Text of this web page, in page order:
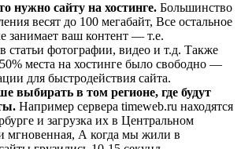
нужно сайту на хостинге. Большинство
весят до 100 мегабайт, Все остальное
занимает ваш контент — т.е.
статьи фотографии, видео и т.д. Также
места на хостинге было свободно —
для быстродействия сайта.
выбирать в том регионе, где будут
Например сервера timeweb.ru находятся
и загрузка их в Центральном
мгновенная, А когда мы жили в